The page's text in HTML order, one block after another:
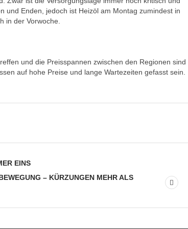
und Enden, jedoch ist Heizöl am Montag zumindest in
in der Vorwoche.
und die Preisspannen zwischen den Regionen sind
auf hohe Preise und lange Wartezeiten gefasst sein.
EINS
– KÜRZUNGEN MEHR ALS